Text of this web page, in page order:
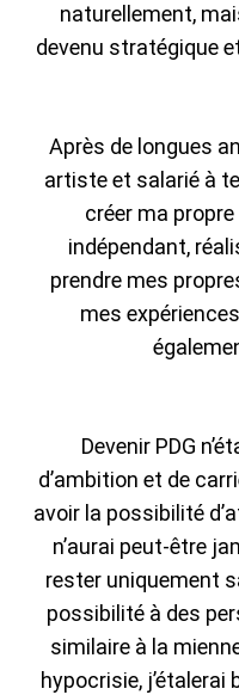
naturellement,
devenu stratégique
Après de longues
artiste et salarié à
créer ma
indépendant,
prendre mes
mes
Devenir PDG
d’ambition et de
avoir la possibilité
n’aurai peut-être
rester uniquement
possibilité à des
similaire à la
hypocrisie,